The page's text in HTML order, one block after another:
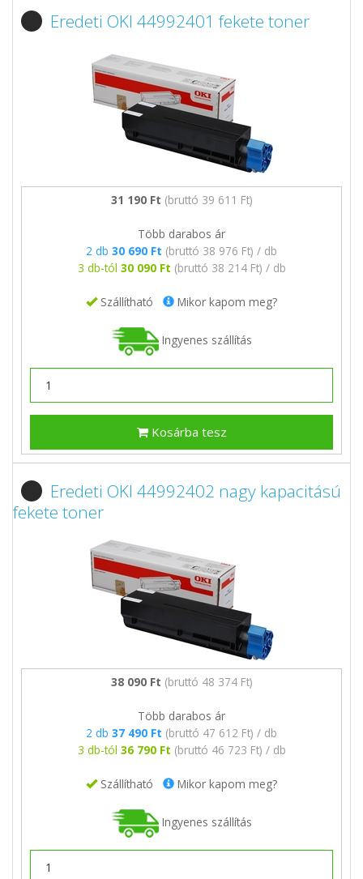
Eredeti OKI 44992401 fekete toner
31 190 Ft (bruttó 39 611 Ft)
Több darabos ár
2 db 30 690 Ft (bruttó 38 976 Ft) / db
3 db-tól 30 090 Ft (bruttó 38 214 Ft) / db
Szállítható Mikor kapom meg?
Ingyenes szállítás
Kosárba tesz
Eredeti OKI 44992402 nagy kapacitású
fekete toner
38 090 Ft (bruttó 48 374 Ft)
Több darabos ár
2 db 37 490 Ft (bruttó 47 612 Ft) / db
3 db-tól 36 790 Ft (bruttó 46 723 Ft) / db
Szállítható Mikor kapom meg?
Ingyenes szállítás